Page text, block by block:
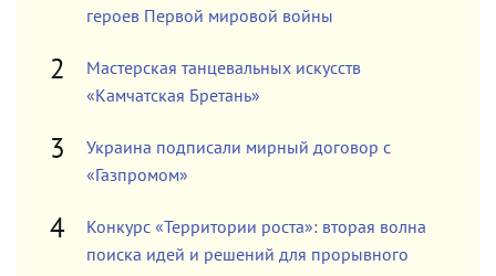
героев Первой мировой войны
Мастерская танцевальных искусств
«Камчатская Бретань»
Украина подписали мирный договор с
«Газпромом»
Конкурс «Территории роста»: вторая волна
поиска идей и решений для прорывного